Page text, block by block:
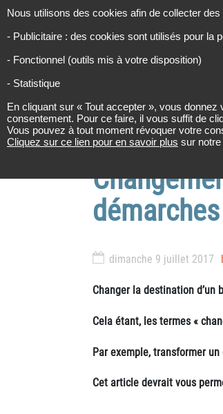
Les infos de l’urbanisme
URBINFOS
Accueil Plans
dimanche 9 juillet 2017
Changer la destination
Cela étant, les termes «
Par exemple,transformer un
Cet article devrait vous
Panneau de gestion des cookies
Nous utilisons des cookies afin de collecter
- Publicitaire : des cookies sont utilisés pour la
- Fonctionnel (outils mis à votre disposition)
- Statistique
En cliquant sur « Tout accepter », vous
consentement. Pour ce faire, il vous suffit de
Vous pouvez à tout moment révoquer votre
Cliquez sur ce lien pour en savoir plus sur